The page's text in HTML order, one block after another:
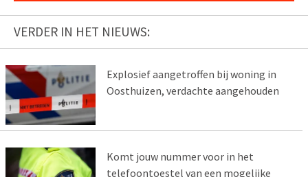
VERDER IN HET NIEUWS:
Explosief aangetroffen bij woning in
Oosthuizen, verdachte aangehouden
Komt jouw nummer voor in het
telefoontoestel van een mogelijke